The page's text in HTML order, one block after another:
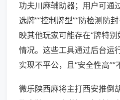
功夫川麻辅助器；用户可通
选牌”“控制牌型”“防检测防
映其他玩家可能存在“牌特别
情况。这些工具通过后台运
实现不平公，且“安全性高”“
微乐陕西麻将主打西安推倒